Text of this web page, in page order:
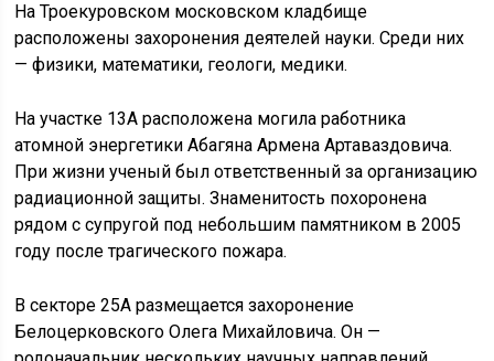
На Троекуровском московском кладбище
расположены захоронения деятелей науки. Среди них
— физики, математики, геологи, медики.
На участке 13А расположена могила работника
атомной энергетики Абагяна Армена Артаваздовича.
При жизни ученый был ответственный за организацию
радиационной защиты. Знаменитость похоронена
рядом с супругой под небольшим памятником в 2005
году после трагического пожара.
В секторе 25А размещается захоронение
Белоцерковского Олега Михайловича. Он —